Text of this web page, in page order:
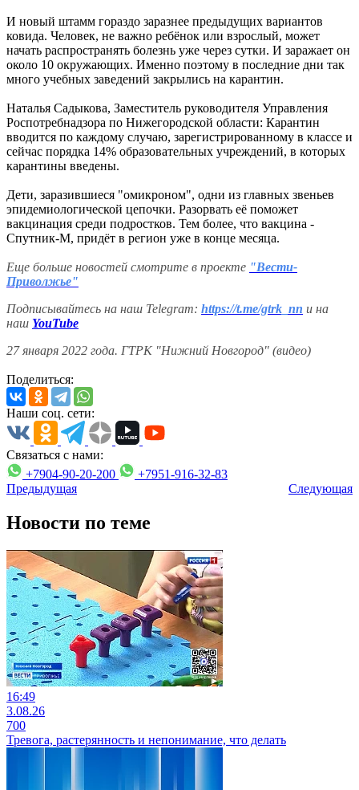
И новый штамм гораздо заразнее предыдущих вариантов
ковида. Человек, не важно ребёнок или взрослый, может
начать распространять болезнь уже через сутки. И заражает он
около 10 окружающих. Именно поэтому в последние дни так
много учебных заведений закрылись на карантин.
Наталья Садыкова, Заместитель руководителя Управления
Роспотребнадзора по Нижегородской области: Карантин
вводится по каждому случаю, зарегистрированному в классе и
сейчас порядка 14% образовательных учреждений, в которых
карантины введены.
Дети, заразившиеся "омикроном", одни из главных звеньев
эпидемиологической цепочки. Разорвать её поможет
вакцинация среди подростков. Тем более, что вакцина -
Спутник-М, придёт в регион уже в конце месяца.
Еще больше новостей смотрите в проекте "Вести-
Приволжье"
Подписывайтесь на наш Telegram: https://t.me/gtrk_nn и на
наш YouTube
27 января 2022 года. ГТРК "Нижний Новгород" (видео)
Поделиться:
Наши соц. сети:
Связаться с нами:
+7904-90-20-200
+7951-916-32-83
Предыдущая
Следующая
Новости по теме
16:49
3.08.26
700
Тревога, растерянность и непонимание, что делать